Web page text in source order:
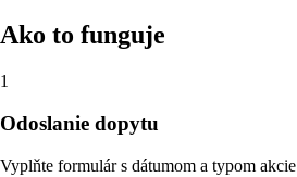
Ako to funguje
1
Odoslanie dopytu
Vyplňte formulár s dátumom a typom akcie